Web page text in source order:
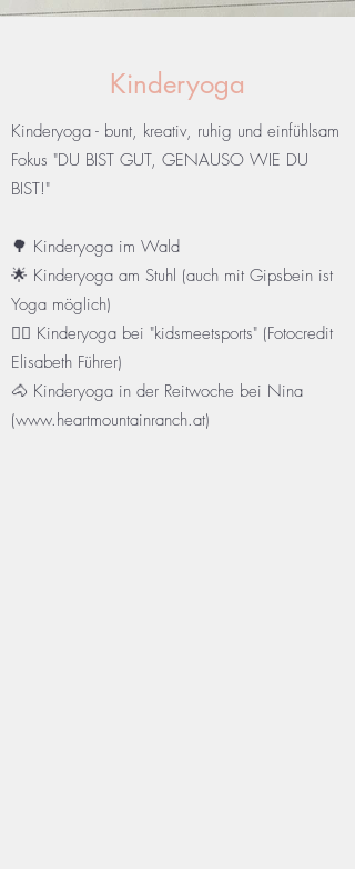
Kinderyoga
Kinderyoga - bunt, kreativ, ruhig und einfühlsam
Fokus "DU BIST GUT, GENAUSO WIE DU
BIST!"
🌳 Kinderyoga im Wald
🌟 Kinderyoga am Stuhl (auch mit Gipsbein ist
Yoga möglich)
🤸‍♀️ Kinderyoga bei "kidsmeetsports" (Fotocredit
Elisabeth Führer)
🐴 Kinderyoga in der Reitwoche bei Nina
(www.heartmountainranch.at)